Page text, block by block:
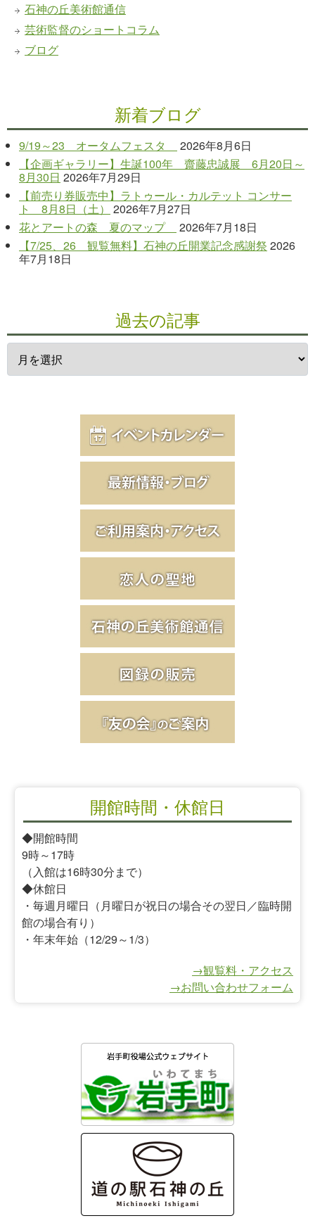
石神の丘美術館通信
芸術監督のショートコラム
ブログ
新着ブログ
9/19～23 オータムフェスタ
2026年8月6日
【企画ギャラリー】生誕100年 齋藤忠誠展 6月20日～
8月30日 2026年7月29日
【前売り券販売中】ラトゥール・カルテット コンサー
ト 8月8日（土）
2026年7月27日
花とアートの森 夏のマップ
2026年7月18日
【7/25、26 観覧無料】石神の丘開業記念感謝祭 2026
年7月18日
過去の記事
開館時間・休館日
◆開館時間
9時～17時
（入館は16時30分まで）
◆休館日
・毎週月曜日（月曜日が祝日の場合その翌日／臨時開
館の場合有り）
・年末年始（12/29～1/3）
→観覧料・アクセス
→お問い合わせフォーム